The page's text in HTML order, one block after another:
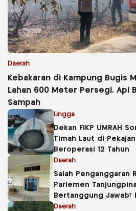
Daerah
Kebakaran di Kampung Bugis
Lahan 600 Meter Persegi, Api
Sampah
Lingga
Dekan FIKP UMRAH
Timah Laut di
Beroperasi 12 Tahun
Daerah
Salah Penganggaran
Parlemen
Bertanggung Jawab?
atau Sekretaris DPRD?
Daerah